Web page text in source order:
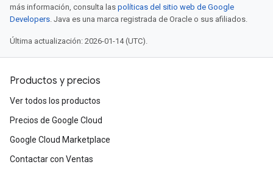
más información, consulta las políticas del sitio web de Google
Developers. Java es una marca registrada de Oracle o sus afiliados.
Última actualización: 2026-01-14 (UTC).
Productos y precios
Ver todos los productos
Precios de Google Cloud
Google Cloud Marketplace
Contactar con Ventas